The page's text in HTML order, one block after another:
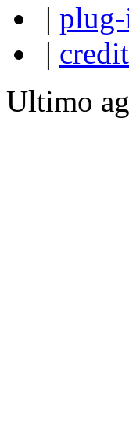
|
|
Ultimo